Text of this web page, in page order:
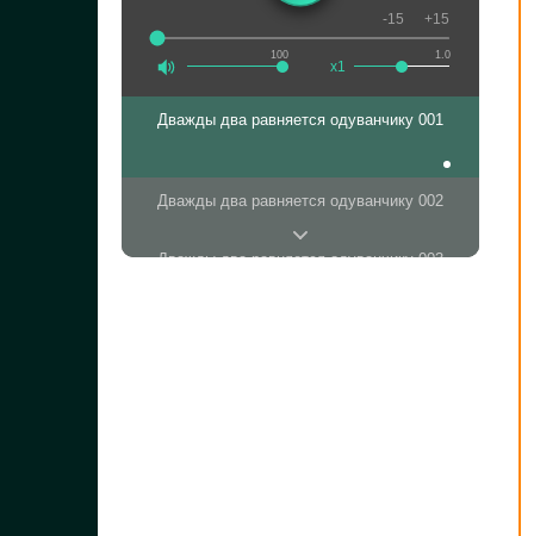
100 1.0
x1
-15 +15
Дважды два равняется одуванчику 001
Дважды два равняется одуванчику 002
Дважды два равняется одуванчику 003